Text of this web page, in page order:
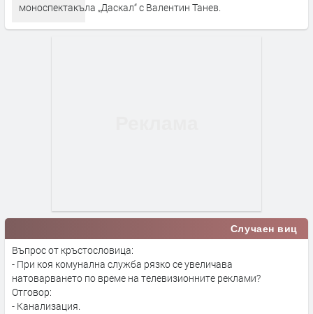
моноспектакъла „Даскал“ с Валентин Танев.
Случаен виц
Въпрос от кръстословица:
- При коя комунална служба рязко се увеличава
натоварването по време на телевизионните реклами?
Отговор:
- Канализация.